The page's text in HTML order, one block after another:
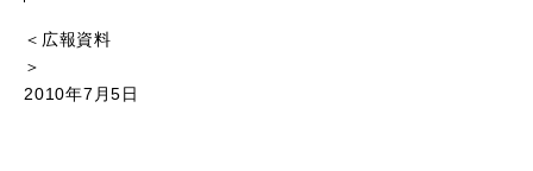
＜広報資料
2010年7月5日